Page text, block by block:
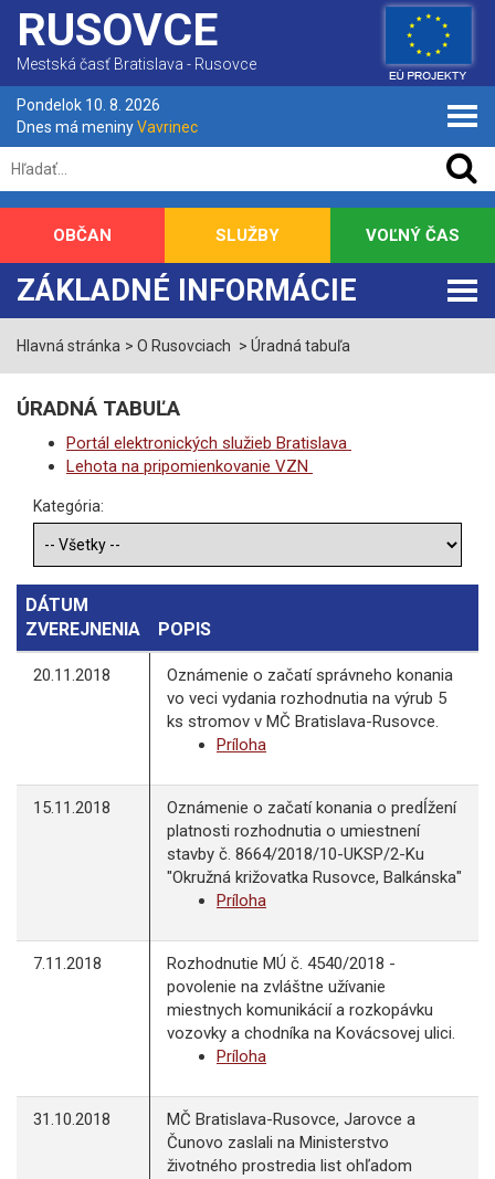
RUSOVCE
Mestská časť Bratislava - Rusovce
Pondelok 10. 8. 2026
Dnes má meninyVavrinec
ZÁKLADNÉ INFORMÁCIE
OBČAN SLUŽBY VOĽNÝ ČAS
Hlavná stránka O Rusovciach Úradná tabuľa
ÚRADNÁ TABUĽA
Portál elektronických služieb Bratislava
Lehota na pripomienkovanie VZN
Kategória:
DÁTUM
ZVEREJNENIA
POPIS
20.11.2018
Oznámenie o začatí správneho konania
vo veci vydania rozhodnutia na výrub 5
ks stromov v MČ Bratislava-Rusovce.
Príloha
15.11.2018
Oznámenie o začatí konania o predĺžení
platnosti rozhodnutia o umiestnení
stavby č. 8664/2018/10-UKSP/2-Ku
"Okružná križovatka Rusovce, Balkánska"
Príloha
7.11.2018
Rozhodnutie MÚ č. 4540/2018 -
povolenie na zvláštne užívanie
miestnych komunikácií a rozkopávku
vozovky a chodníka na Kovácsovej ulici.
Príloha
31.10.2018
MČ Bratislava-Rusovce, Jarovce a
Čunovo zaslali na Ministerstvo
životného prostredia list ohľadom